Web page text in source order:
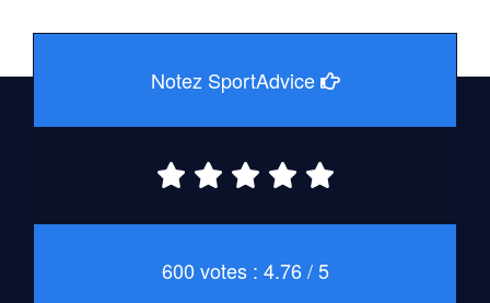
Notez SportAdvice
600 votes : 4.76 / 5